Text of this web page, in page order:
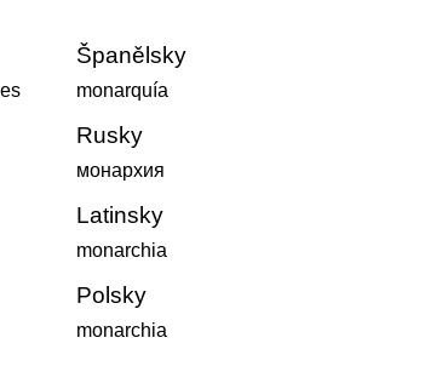
Španělsky
monarquía
Rusky
монархия
Latinsky
monarchia
Polsky
monarchia